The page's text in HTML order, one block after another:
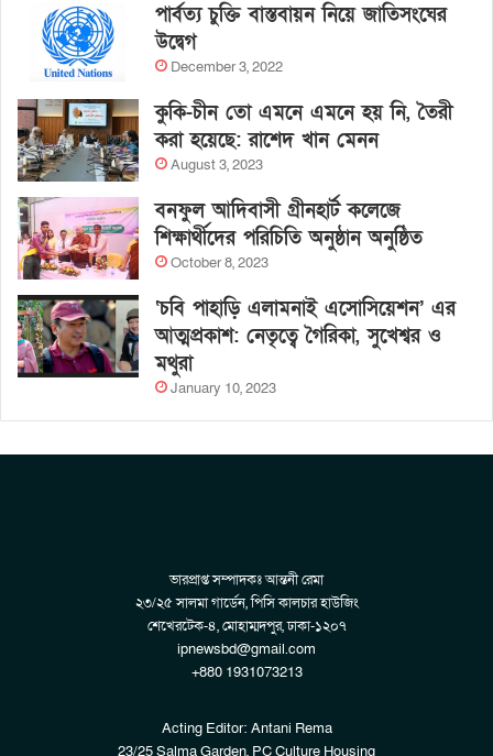
পার্বত্য চুক্তি বাস্তবায়ন নিয়ে জাতিসংঘের
উদ্বেগ
December 3, 2022
কুকি-চীন তো এমনে এমনে হয় নি, তৈরী
করা হয়েছে: রাশেদ খান মেনন
August 3, 2023
বনফুল আদিবাসী গ্রীনহার্ট কলেজে
শিক্ষার্থীদের পরিচিতি অনুষ্ঠান অনুষ্ঠিত
October 8, 2023
‘চবি পাহাড়ি এলামনাই এসোসিয়েশন’ এর
আত্মপ্রকাশ: নেতৃত্বে গৈরিকা, সুখেশ্বর ও
মথুরা
January 10, 2023
ভারপ্রাপ্ত সম্পাদকঃ আন্তনী রেমা
২৩/২৫ সালমা গার্ডেন, পিসি কালচার হাউজিং
শেখেরটেক-৪, মোহাম্মদপুর, ঢাকা-১২০৭
ipnewsbd@gmail.com
+880 1931073213
Acting Editor: Antani Rema
23/25 Salma Garden, PC Culture Housing